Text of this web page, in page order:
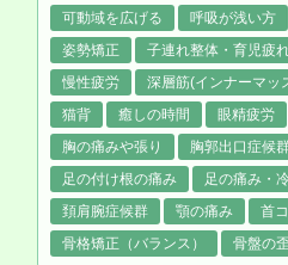
可動域を広げる
呼吸が浅い方
姿勢矯正
子連れ整体・育児疲
慢性疲労
深層筋(インナーマッ
猫背
癒しの時間 眼精疲労
胸の痛みや張り
胸郭出口症候
足の付け根の痛み
足の痛み・
頚肩腕症候群
顎の痛み
首
骨格矯正（バランス）
骨盤の